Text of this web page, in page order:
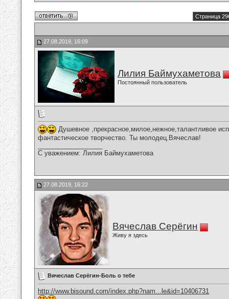
Страница
27.08.2019, 16:09
Лилия Баймухаметова
Постоянный пользователь
Душевное ,прекрасное,милое,нежное,талантливое
фантастическое творчество. Ты молодец.Вячеслав!
С уважением: Лилия Баймухаметова
27.08.2019, 16:22
Вячеслав Серёгин
Живу я здесь
Вячеслав Серёгин-Боль о тебе
http://www.bisound.com/index.php?nam...le&id=10406731